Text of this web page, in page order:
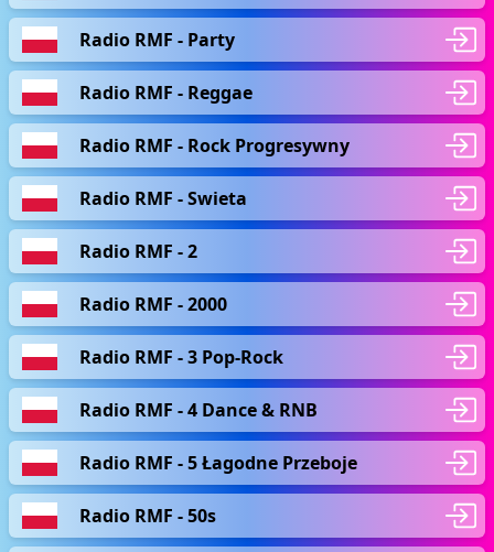
Radio RMF - Party
Radio RMF - Reggae
Radio RMF - Rock Progresywny
Radio RMF - Swieta
Radio RMF - 2
Radio RMF - 2000
Radio RMF - 3 Pop-Rock
Radio RMF - 4 Dance & RNB
Radio RMF - 5 Łagodne Przeboje
Radio RMF - 50s